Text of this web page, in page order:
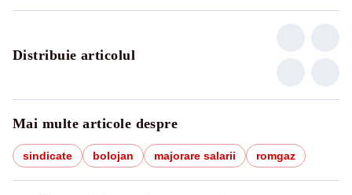
Distribuie articolul
Mai multe articole despre
sindicate bolojan majorare salarii romgaz